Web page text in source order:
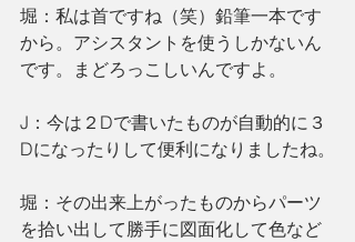
堀：私は首ですね（笑）鉛筆一本です
から。アシスタントを使うしかないん
です。まどろっこしいんですよ。
J：今は２Dで書いたものが自動的に３
Dになったりして便利になりましたね。
堀：その出来上がったものからパーツ
を拾い出して勝手に図面化して色など